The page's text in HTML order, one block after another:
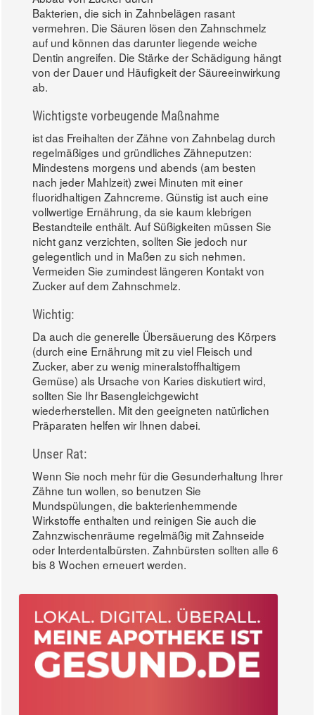
Bakterien, die sich in Zahnbelägen rasant
vermehren. Die Säuren lösen den Zahnschmelz
auf und können das darunter liegende weiche
Dentin angreifen. Die Stärke der Schädigung hängt
von der Dauer und Häufigkeit der Säureeinwirkung
ab.
Wichtigste vorbeugende Maßnahme
ist das Freihalten der Zähne von Zahnbelag durch
regelmäßiges und gründliches Zähneputzen:
Mindestens morgens und abends (am besten
nach jeder Mahlzeit) zwei Minuten mit einer
fluoridhaltigen Zahncreme. Günstig ist auch eine
vollwertige Ernährung, da sie kaum klebrigen
Bestandteile enthält. Auf Süßigkeiten müssen Sie
nicht ganz verzichten, sollten Sie jedoch nur
gelegentlich und in Maßen zu sich nehmen.
Vermeiden Sie zumindest längeren Kontakt von
Zucker auf dem Zahnschmelz.
Wichtig:
Da auch die generelle Übersäuerung des Körpers
(durch eine Ernährung mit zu viel Fleisch und
Zucker, aber zu wenig mineralstoffhaltigem
Gemüse) als Ursache von Karies diskutiert wird,
sollten Sie Ihr Basengleichgewicht
wiederherstellen. Mit den geeigneten natürlichen
Präparaten helfen wir Ihnen dabei.
Unser Rat:
Wenn Sie noch mehr für die Gesunderhaltung Ihrer
Zähne tun wollen, so benutzen Sie
Mundspülungen, die bakterienhemmende
Wirkstoffe enthalten und reinigen Sie auch die
Zahnzwischenräume regelmäßig mit Zahnseide
oder Interdentalbürsten. Zahnbürsten sollten alle 6
bis 8 Wochen erneuert werden.